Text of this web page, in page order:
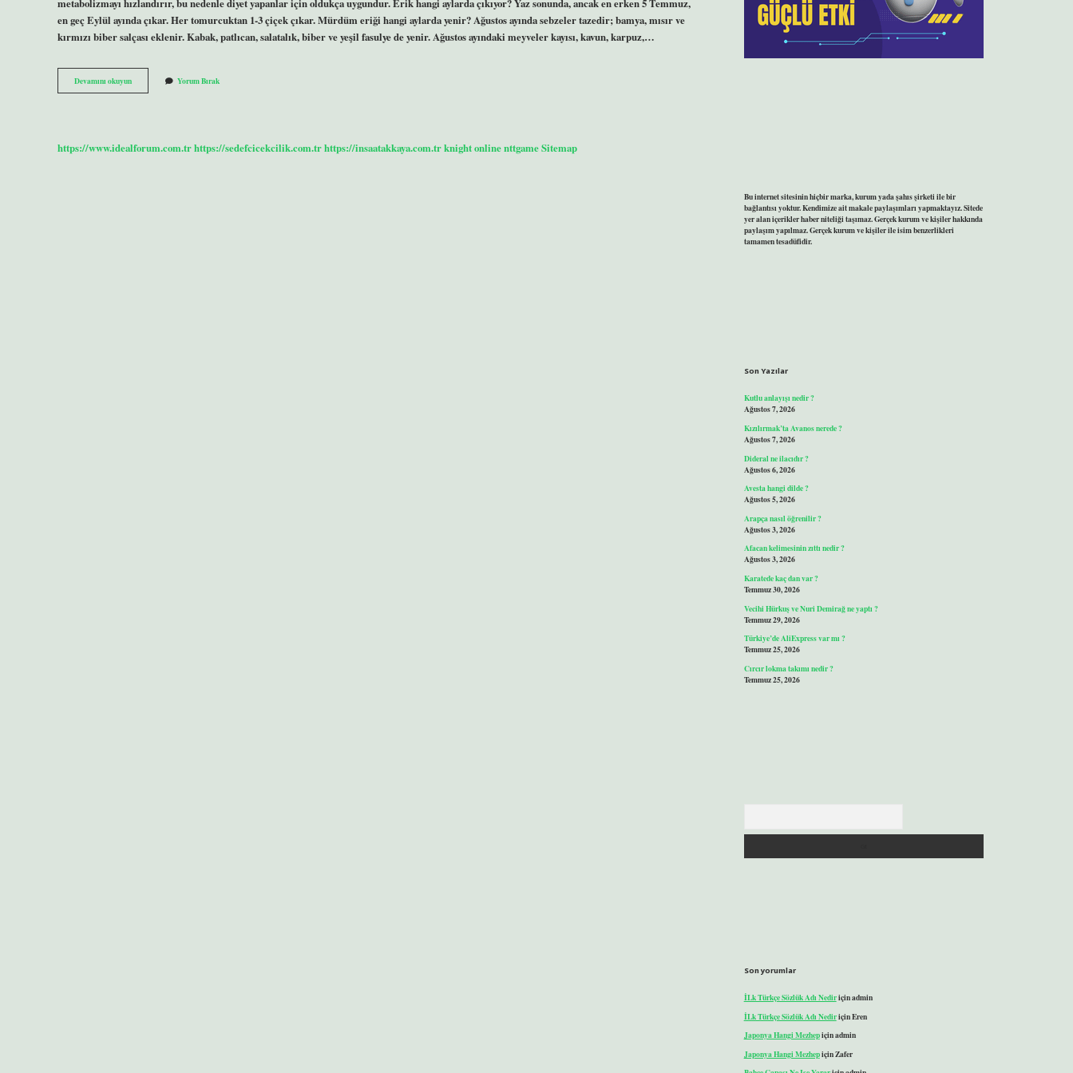
en geç Eylül ayında çıkar. Her tomurcuktan 1-3 çiçek çıkar. Mürdüm eriği hangi aylarda yenir? Ağustos ayında sebzeler tazedir; bamya, mısır ve
kırmızı biber salçası eklenir. Kabak, patlıcan, salatalık, biber ve yeşil fasulye de yenir. Ağustos ayındaki meyveler kayısı, kavun, karpuz,…
Devamını okuyunMor
Erik
Yorum Bırak
https://www.idealforum.com.trhttps://sedefcicekcilik.com.trhttps://insaatakkaya.com.trknight onlinenttgameSitemap
Bu internet sitesinin hiçbir marka, kurum yada şahıs şirketi ile bir
bağlantısı yoktur. Kendimize ait makale paylaşımları yapmaktayız. Sitede
yer alan içerikler haber niteliği taşımaz. Gerçek kurum ve kişiler hakkında
paylaşım yapılmaz. Gerçek kurum ve kişiler ile isim benzerlikleri
tamamen tesadüfidir.
Son Yazılar
Kutlu anlayışı nedir ?
Ağustos 7, 2026
Kızılırmak’ta Avanos nerede ?
Ağustos 7, 2026
Dideral ne ilacıdır ?
Ağustos 6, 2026
Avesta hangi dilde ?
Ağustos 5, 2026
Arapça nasıl öğrenilir ?
Ağustos 3, 2026
Afacan kelimesinin zıttı nedir ?
Ağustos 3, 2026
Karatede kaç dan var ?
Temmuz 30, 2026
Vecihi Hürkuş ve Nuri Demirağ ne yaptı ?
Temmuz 29, 2026
Türkiye’de AliExpress var mı ?
Temmuz 25, 2026
Cırcır lokma takımı nedir ?
Temmuz 25, 2026
Son yorumlar
İLk Türkçe Sözlük Adı Nediriçinadmin
İLk Türkçe Sözlük Adı NediriçinEren
Japonya Hangi Mezhepiçinadmin
Japonya Hangi MezhepiçinZafer